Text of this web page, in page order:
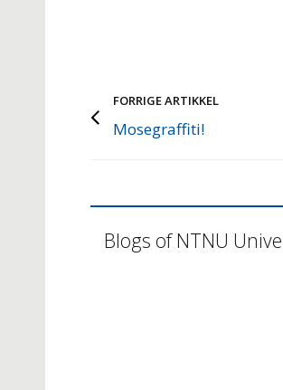
FORRIGE ARTIKKEL
Mosegraffiti!
Blogs of NTNU